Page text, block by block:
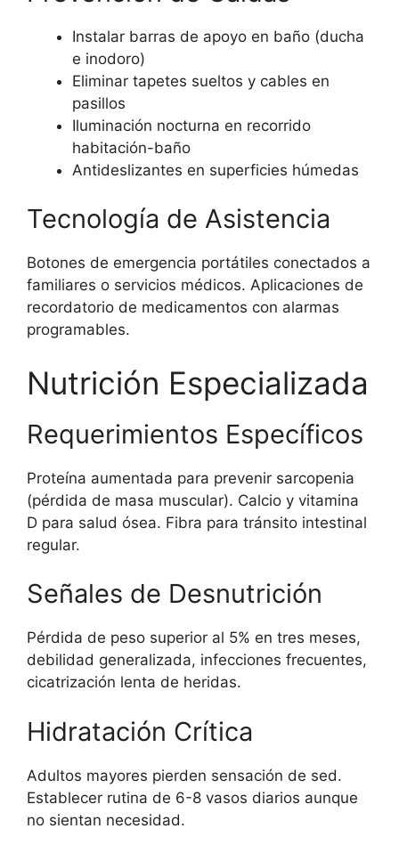
Instalar barras de apoyo en baño (ducha
e inodoro)
Eliminar tapetes sueltos y cables en
pasillos
Iluminación nocturna en recorrido
habitación-baño
Antideslizantes en superficies húmedas
Tecnología de Asistencia
Botones de emergencia portátiles conectados a
familiares o servicios médicos. Aplicaciones de
recordatorio de medicamentos con alarmas
programables.
Nutrición Especializada
Requerimientos Específicos
Proteína aumentada para prevenir sarcopenia
(pérdida de masa muscular). Calcio y vitamina
D para salud ósea. Fibra para tránsito intestinal
regular.
Señales de Desnutrición
Pérdida de peso superior al 5% en tres meses,
debilidad generalizada, infecciones frecuentes,
cicatrización lenta de heridas.
Hidratación Crítica
Adultos mayores pierden sensación de sed.
Establecer rutina de 6-8 vasos diarios aunque
no sientan necesidad.